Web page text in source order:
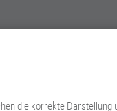
die korrekte